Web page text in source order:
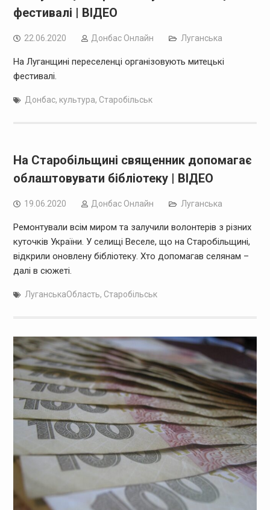
фестивалі | ВІДЕО
22.06.2020 Дoнбас Онлайн Луганська
На Луганщині переселенці організовують митецькі
фестивалі.
Донбас, культура, Старобільськ
На Старобільщині священник допомагає
облаштовувати бібліотеку | ВІДЕО
19.06.2020 Дoнбас Онлайн Луганська
Ремонтували всім миром та залучили волонтерів з різних
куточків України. У селищі Веселе, що на Старобільщині,
відкрили оновлену бібліотеку. Хто допомагав селянам –
далі в сюжеті.
ЛуганськаОбласть, Старобільськ